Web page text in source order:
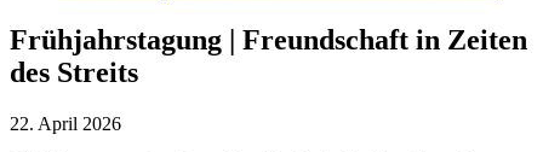
Frühjahrstagung | Freundschaft in Zeiten
des Streits
22. April 2026